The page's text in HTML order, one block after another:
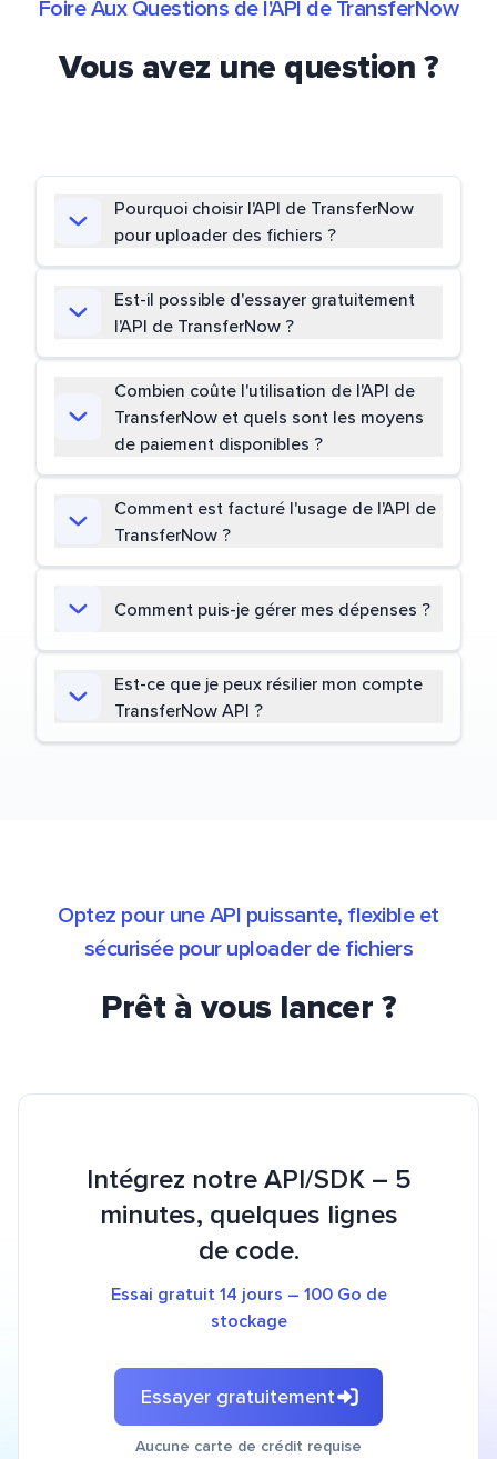
Foire Aux Questions de l'API de TransferNow
Vous avez une question ?
Pourquoi choisir l'API de TransferNow
pour uploader des fichiers ?
Est-il possible d'essayer gratuitement
l'API de TransferNow ?
Combien coûte l'utilisation de l'API de
TransferNow et quels sont les moyens
de paiement disponibles ?
Comment est facturé l'usage de l'API de
TransferNow ?
Comment puis-je gérer mes dépenses ?
Est-ce que je peux résilier mon compte
TransferNow API ?
Optez pour une API puissante, flexible et
sécurisée pour uploader de fichiers
Prêt à vous lancer ?
Intégrez notre API/SDK – 5
minutes, quelques lignes
de code.
Essai gratuit 14 jours – 100 Go de
stockage
Essayer gratuitement
Aucune carte de crédit requise